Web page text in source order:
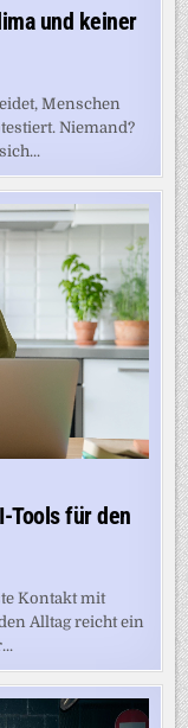
und keiner
Menschen
Niemand?
Tools für den
Kontakt mit
Alltag reicht ein